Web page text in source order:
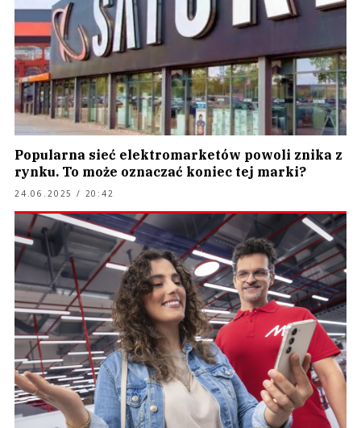
Popularna sieć elektromarketów powoli znika z
rynku. To może oznaczać koniec tej marki?
24.06.2025 / 20:42